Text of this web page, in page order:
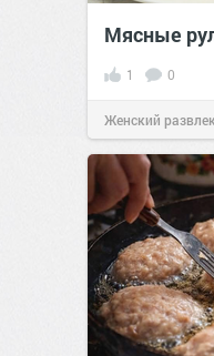
Мясные
1 0
Женский
сайт.23:4106